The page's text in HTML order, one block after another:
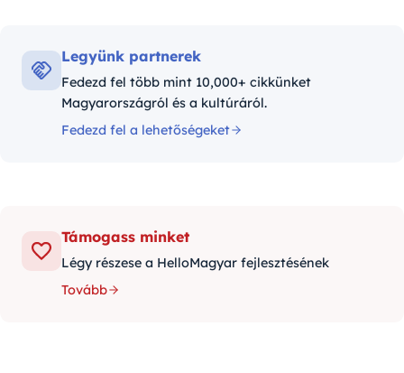
Legyünk partnerek
Fedezd fel több mint 10,000+ cikkünket
Magyarországról és a kultúráról.
Fedezd fel a lehetőségeket
Támogass minket
Légy részese a HelloMagyar fejlesztésének
Tovább